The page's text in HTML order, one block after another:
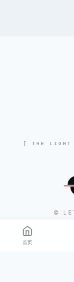
[ THE LIGHT
©
首页